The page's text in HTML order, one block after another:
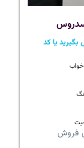
یا کد
خواب
فروش